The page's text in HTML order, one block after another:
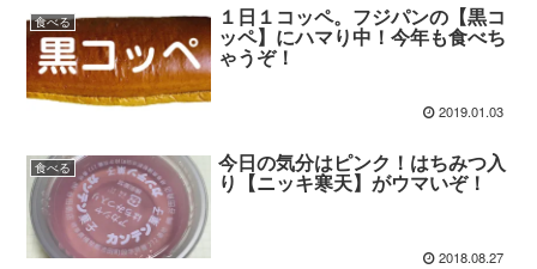
食べる １日１コッペ。フジパンの【黒コ
ッペ】にハマり中！今年も食べち
ゃうぞ！
2019.01.03
食べる 今日の気分はピンク！はちみつ入
り【ニッキ寒天】がウマいぞ！
2018.08.27